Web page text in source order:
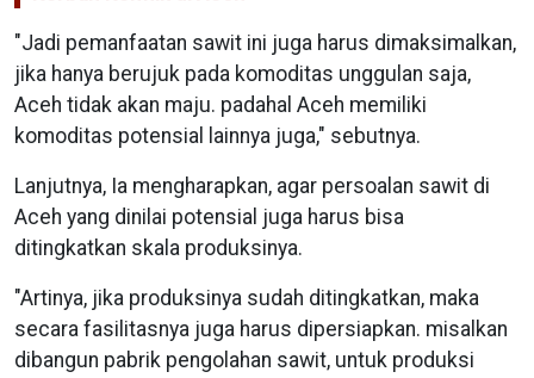
"Jadi pemanfaatan sawit ini juga harus dimaksimalkan,
jika hanya berujuk pada komoditas unggulan saja,
Aceh tidak akan maju. padahal Aceh memiliki
komoditas potensial lainnya juga," sebutnya.
Lanjutnya, Ia mengharapkan, agar persoalan sawit di
Aceh yang dinilai potensial juga harus bisa
ditingkatkan skala produksinya.
"Artinya, jika produksinya sudah ditingkatkan, maka
secara fasilitasnya juga harus dipersiapkan. misalkan
dibangun pabrik pengolahan sawit, untuk produksi